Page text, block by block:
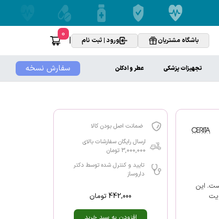
باشگاه مشتریان ورود | ثبت نام |
0
سفارش نسخه تجهیزات پزشکی عطر و ادکلن
این
ضمانت اصل بودن کالا
ارسال رایگان سفارشات بالای
3,000,000 تومان
تایید و کنترل شده توسط دکتر
داروساز
442,000تومان